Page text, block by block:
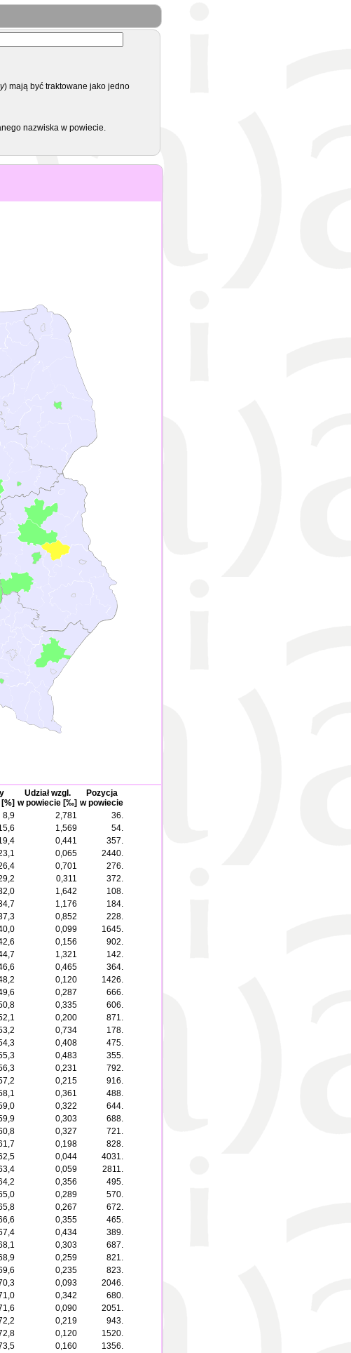
) mają być traktowane jako jedno
nazwiska w powiecie.
Udział wzgl.
w powiecie [‰]
Pozycja
w powiecie
8,9 2,781
36.
1,569
54.
0,441
357.
0,065
2440.
0,701
276.
0,311
372.
1,642
108.
1,176
184.
0,852
228.
0,099
1645.
0,156
902.
1,321
142.
0,465
364.
0,120
1426.
0,287
666.
0,335
606.
0,200
871.
0,734
178.
0,408
475.
0,483
355.
0,231
792.
0,215
916.
0,361
488.
0,322
644.
0,303
688.
0,327
721.
0,198
828.
0,044
4031.
0,059
2811.
0,356
495.
0,289
570.
0,267
672.
0,355
465.
0,434
389.
0,303
687.
0,259
821.
0,235
823.
0,093
2046.
0,342
680.
0,090
2051.
0,219
943.
0,120
1520.
0,160
1356.